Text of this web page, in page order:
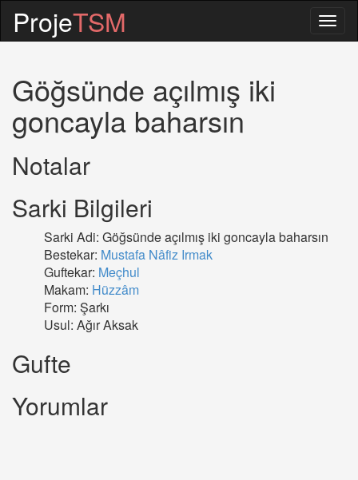
ProjeTSM
Göğsünde açılmış iki
goncayla baharsın
Notalar
Sarki Bilgileri
Sarki Adi: Göğsünde açılmış iki goncayla baharsın
Bestekar: Mustafa Nâfiz Irmak
Guftekar: Meçhul
Makam: Hüzzâm
Form: Şarkı
Usul: Ağır Aksak
Gufte
Yorumlar